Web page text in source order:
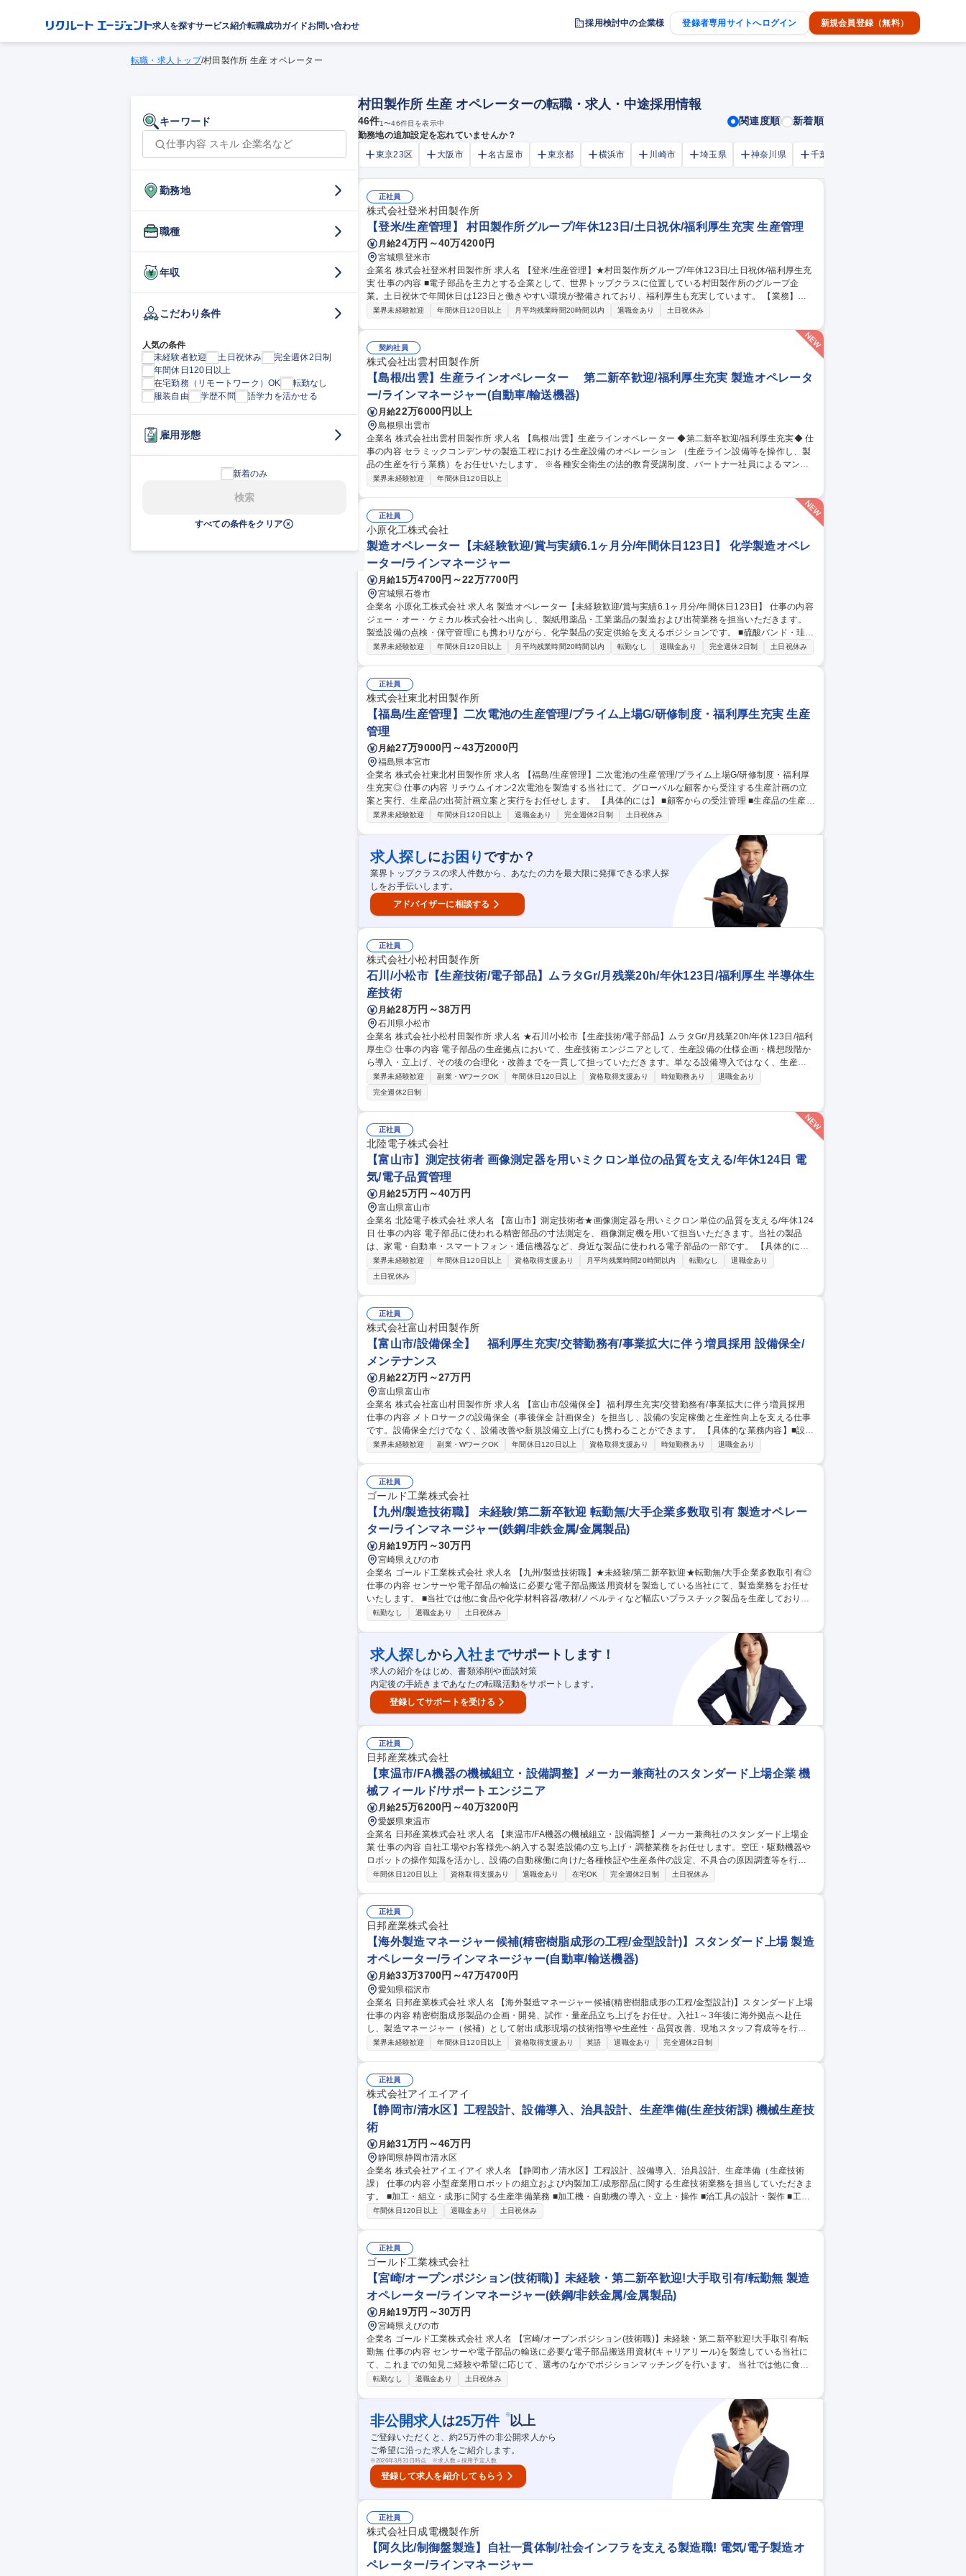
求人を探すサービス紹介転職成功ガイドお問い合わせ 採用検討中の企業様 登録者専用サイトへログイン 新規会員登録（無料）
転職・求人トップ/村田製作所 生産 オペレーター
キーワード
勤務地
職種
年収
こだわり条件
人気の条件
未経験者歓迎
土日祝休み
完全週休2日制
年間休日120日以上
在宅勤務（リモートワーク）OK
転勤なし
服装自由
学歴不問 語学力を活かせる
雇用形態
新着のみ
検索
すべての条件をクリア
村田製作所 生産 オペレーターの転職・求人・中途採用情報
46件1〜46件目を表示中 関連度順 新着順
勤務地の追加設定を忘れていませんか？
東京23区
大阪市 名古屋市 東京都 横浜市 川崎市 埼玉県 神奈川県 千葉市
正社員
株式会社登米村田製作所
【登米/生産管理】 村田製作所グループ/年休123日/土日祝休/福利厚生充実 生産管理
月給24万円～40万4200円
宮城県登米市
企業名 株式会社登米村田製作所 求人名 【登米/生産管理】★村田製作所グループ/年休123日/土日祝休/福利厚生充
実 仕事の内容 ■電子部品を主力とする企業として、世界トップクラスに位置している村田製作所のグループ企
業。土日祝休で年間休日は123日と働きやすい環境が整備されており、福利厚生も充実しています。 【業務】納
期調整及び生産計画の立案から、進捗管理など関係部門と調整しながら行っていただきます【具体的に】受注予
案・実行し得意先から求められた納期に出荷する。需要と供給のバランスを取るためのトータルマネジメントが
業界未経験歓迎 年間休日120日以上 月平均残業時間20時間以内 退職金あり 土日祝休み
契約社員
株式会社出雲村田製作所
【島根/出雲】生産ラインオペレーター 第二新卒歓迎/福利厚生充実 製造オペレータ
ー/ラインマネージャー(自動車/輸送機器)
月給22万6000円以上
島根県出雲市
企業名 株式会社出雲村田製作所 求人名 【島根/出雲】生産ラインオペレーター ◆第二新卒歓迎/福利厚生充実◆ 仕
事の内容 セラミックコンデンサの製造工程における生産設備のオペレーション （生産ライン設備等を操作し、製
品の生産を行う業務）をお任せいたします。 ※各種安全衛生の法的教育受講制度、パートナー社員によるマンツ
ーマン制度あり ※変更範囲:当社業務全般 募集職種 【島根/出雲】生産ラインオペレーター ◆第二新卒歓迎/福利厚
業界未経験歓迎 年間休日120日以上
正社員
小原化工株式会社
製造オペレーター【未経験歓迎/賞与実績6.1ヶ月分/年間休日123日】 化学製造オペレ
ーター/ラインマネージャー
月給15万4700円～22万7700円
宮城県石巻市
企業名 小原化工株式会社 求人名 製造オペレーター【未経験歓迎/賞与実績6.1ヶ月分/年間休日123日】 仕事の内容
ジェー・オー・ケミカル株式会社へ出向し、製紙用薬品・工業薬品の製造および出荷業務を担当いただきます。
製造設備の点検・保守管理にも携わりながら、化学製品の安定供給を支えるポジションです。 ■硫酸バンド・珪酸
ソーダなど製紙用薬品の製造業務 ■各種工業薬品の受入・保管・出荷作業 ■製造設備および関連設備の点検・保守
日】
業界未経験歓迎 年間休日120日以上 月平均残業時間20時間以内 転勤なし 退職金あり 完全週休2日制 土日祝休み
正社員
株式会社東北村田製作所
【福島/生産管理】二次電池の生産管理/プライム上場G/研修制度・福利厚生充実 生産
管理
月給27万9000円～43万2000円
福島県本宮市
企業名 株式会社東北村田製作所 求人名 【福島/生産管理】二次電池の生産管理/プライム上場G/研修制度・福利厚
生充実◎ 仕事の内容 リチウムイオン2次電池を製造する当社にて、グローバルな顧客から受注する生産計画の立
案と実行、生産品の出荷計画立案と実行をお任せします。 【具体的には】 ■顧客からの受注管理 ■生産品の生産・
出荷計画立案と実行及び進捗管理 ■生産品の在庫管理 ■生産計画に基づいた必要部材の調達と在庫管理 ■顧客、関
業界未経験歓迎 年間休日120日以上 退職金あり 完全週休2日制 土日祝休み
求人探しにお困り ですか？
業界トップクラスの求人件数から、あなたの力を最大限に発揮できる求人探
しをお手伝いします。
アドバイザーに相談する
正社員
株式会社小松村田製作所
石川/小松市【生産技術/電子部品】ムラタGr/月残業20h/年休123日/福利厚生 半導体生
産技術
月給28万円～38万円
石川県小松市
企業名 株式会社小松村田製作所 求人名 ★石川/小松市【生産技術/電子部品】ムラタGr/月残業20h/年休123日/福利
厚生◎ 仕事の内容 電子部品の生産拠点において、生産技術エンジニアとして、生産設備の仕様企画・構想段階か
ら導入・立上げ、その後の合理化・改善までを一貫して担っていただきます。単なる設備導入ではなく、生産
性・品質・コスト を見据えた設備戦略の立案のもと、設備メーカーや社内の製造技術・製造部門と連携しなが
ら、最適な生産ラインを形にしていくことが期待されるポジションです。【具体的な業務内容】■生産設備の企
画・合理化・導入業務■社内外との調整・情報共有など【取扱製品】通信モジュール（Wi-Fi・Bluetooth）、IoTモ
ジュール、高周波デバイス、電源モジュール、RFIDデバイスなど 募集職種 ★石川/小松市【生産技術/電子部品】
ムラタGr/月残業20h/年休123日/福利厚生◎
業界未経験歓迎 副業・WワークOK 年間休日120日以上 資格取得支援あり 時短勤務あり
退職金あり
完全週休2日制
正社員
北陸電子株式会社
【富山市】測定技術者 画像測定器を用いミクロン単位の品質を支える/年休124日 電
気/電子品質管理
月給25万円～40万円
富山県富山市
企業名 北陸電子株式会社 求人名 【富山市】測定技術者★画像測定器を用いミクロン単位の品質を支える/年休124
日 仕事の内容 電子部品に使われる精密部品の寸法測定を、画像測定機を用いて担当いただきます。当社の製品
は、家電・自動車・スマートフォン・通信機器など、身近な製品に使われる電子部品の一部です。 【具体的に
は】キーエンス製「LM-X」・OGP製「ZIP」を使用した画像測定プログラムの作成・更新/画像測定機による寸法
測定/新製品の測定方法に関する技術部門との打合せ/測定データの作成・管理 【やりがい】新製品の立ち上げ段階
から技術部門と連携し、最適な測定方法を検討することで、品質づくりの中核として活躍できます。測定プログ
ラムの作成や改善にも携わり、自身の経験や技術を存分に発揮できる環境です。 募集職種 【富山市】測定技術者
★画像測定器を用いミクロン単位の品質を支える/年休124日
業界未経験歓迎 年間休日120日以上 資格取得支援あり 月平均残業時間20時間以内 転勤なし
退職金あり
土日祝休み
正社員
株式会社富山村田製作所
【富山市/設備保全】 福利厚生充実/交替勤務有/事業拡大に伴う増員採用 設備保全/
メンテナンス
月給22万円～27万円
富山県富山市
企業名 株式会社富山村田製作所 求人名 【富山市/設備保全】 福利厚生充実/交替勤務有/事業拡大に伴う増員採用
仕事の内容 メトロサークの設備保全（事後保全 計画保全）を担当し、設備の安定稼働と生産性向上を支える仕事
です。設備保全だけでなく、設備改善や新規設備立上げにも携わることができます。 【具体的な業務内容】■設備
トラブル発生時の故障診断、復旧対応（事後保全）■定期点検、部品交換、オーバーホールなどの計画保全■設備
データの分析による再発防止活動 ※建物の改変を伴う業務は含まない 募集職種 【富山市/設備保全】 福利厚生充
実/交替勤務有/事業拡大に伴う増員採用
業界未経験歓迎 副業・WワークOK 年間休日120日以上 資格取得支援あり 時短勤務あり 退職金あり
正社員
ゴールド工業株式会社
【九州/製造技術職】 未経験/第二新卒歓迎 転勤無/大手企業多数取引有 製造オペレー
ター/ラインマネージャー(鉄鋼/非鉄金属/金属製品)
月給19万円～30万円
宮崎県えびの市
企業名 ゴールド工業株式会社 求人名 【九州/製造技術職】★未経験/第二新卒歓迎★転勤無/大手企業多数取引有◎
仕事の内容 センサーや電子部品の輸送に必要な電子部品搬送用資材を製造している当社にて、製造業務をお任せ
いたします。 ■当社では他に食品や化学材料容器/教材/ノベルティなど幅広いプラスチック製品を生産しておりま
す。お任せするのは樹脂製品の製造業務です。 ■設計部で作成した図面を基に、成型機及び加工機等を用いて、製
転勤なし 退職金あり 土日祝休み
求人探しから 入社までサポートします！
求人の紹介をはじめ、書類添削や面談対策
内定後の手続きまであなたの転職活動をサポートします。
登録してサポートを受ける
正社員
日邦産業株式会社
【東温市/FA機器の機械組立・設備調整】メーカー兼商社のスタンダード上場企業 機
械フィールド/サポートエンジニア
月給25万6200円～40万3200円
愛媛県東温市
企業名 日邦産業株式会社 求人名 【東温市/FA機器の機械組立・設備調整】メーカー兼商社のスタンダード上場企
業 仕事の内容 自社工場やお客様先へ納入する製造設備の立ち上げ・調整業務をお任せします。空圧・駆動機器や
ロボットの操作知識を活かし、設備の自動稼働に向けた各種検証や生産条件の設定、不具合の原因調査等を行い
ます。 ■製造設備の搬出前動作確認および搬入時の立ち会い ■設備設置後の立ち上げ調整業務（各種製造条件の設
をキャッチアップできる環境です。※建物への改変業務はありません 募集職種 【東温市/FA機器の機械組立・設備
調整】メーカー兼商社のスタンダード上場企業
年間休日120日以上 資格取得支援あり 退職金あり 在宅OK 完全週休2日制 土日祝休み
正社員
日邦産業株式会社
【海外製造マネージャー候補(精密樹脂成形の工程/金型設計)】スタンダード上場 製造
オペレーター/ラインマネージャー(自動車/輸送機器)
月給33万3700円～47万4700円
愛知県稲沢市
企業名 日邦産業株式会社 求人名 【海外製造マネージャー候補(精密樹脂成形の工程/金型設計)】スタンダード上場
仕事の内容 精密樹脂成形製品の企画・開発、試作・量産品立ち上げをお任せ。入社1～3年後に海外拠点へ赴任
し、製造マネージャー（候補）として射出成形現場の技術指導や生産性・品質改善、現地スタッフ育成等を行い
ます。 【国内業務】■精密樹脂成形製品の企画、開発業務 ■試作品及び量産品の立ち上げ 【海外赴任後業務】■射
等の費用負担のほか、運転手・通訳付きなど手厚いサポート体制を完備しています。 募集職種 【海外製造マネー
ジャー候補(精密樹脂成形の工程/金型設計)】スタンダード上場
業界未経験歓迎 年間休日120日以上 資格取得支援あり 英語 退職金あり 完全週休2日制
正社員
株式会社アイエイアイ
【静岡市/清水区】工程設計、設備導入、治具設計、生産準備(生産技術課) 機械生産技
術
月給31万円～46万円
静岡県静岡市清水区
企業名 株式会社アイエイアイ 求人名 【静岡市／清水区】工程設計、設備導入、治具設計、生産準備（生産技術
課） 仕事の内容 小型産業用ロボットの組立および内製加工/成形部品に関する生産技術業務を担当していただきま
す。 ■加工・組立・成形に関する生産準備業務 ■加工機・自動機の導入・立上・操作 ■治工具の設計・製作 ■工程
設計・工程改善業務 ■内製加工/成形部品に関する技術開発 募集職種 【静岡市／清水区】工程設計、設備導入、治
年間休日120日以上 退職金あり 土日祝休み
正社員
ゴールド工業株式会社
【宮崎/オープンポジション(技術職)】未経験・第二新卒歓迎!大手取引有/転勤無 製造
オペレーター/ラインマネージャー(鉄鋼/非鉄金属/金属製品)
月給19万円～30万円
宮崎県えびの市
企業名 ゴールド工業株式会社 求人名 【宮崎/オープンポジション(技術職)】未経験・第二新卒歓迎!大手取引有/転
勤無 仕事の内容 センサーや電子部品の輸送に必要な電子部品搬送用資材(キャリアリール)を製造している当社に
て、これまでの知見ご経験や希望に応じて、選考のなかでポジションマッチングを行います。 当社では他に食品
や化学材料容器/教材/ノベルティなど幅広いプラスチック製品を生産しております。 【職種例】■製造技術職：成
ます。 ■電気設備技術職：弊社工場の成型機などの総合管理（修理、補修、メンテナンス）をお任せいたします。
※建物の改変を伴う業務は含まない 募集職種 【宮崎/オープンポジション(技術職)】未経験・第二新卒歓迎!大手取
引有/転勤無
転勤なし 退職金あり 土日祝休み
非公開求人 は25万件 ※以上
ご登録いただくと、約25万件の非公開求人から
ご希望に沿った求人をご紹介します。
※2026年3月31日時点 ※求人数＝採用予定人数
登録して求人を紹介してもらう
正社員
株式会社日成電機製作所
【阿久比/制御盤製造】自社一貫体制/社会インフラを支える製造職! 電気/電子製造オ
ペレーター/ラインマネージャー